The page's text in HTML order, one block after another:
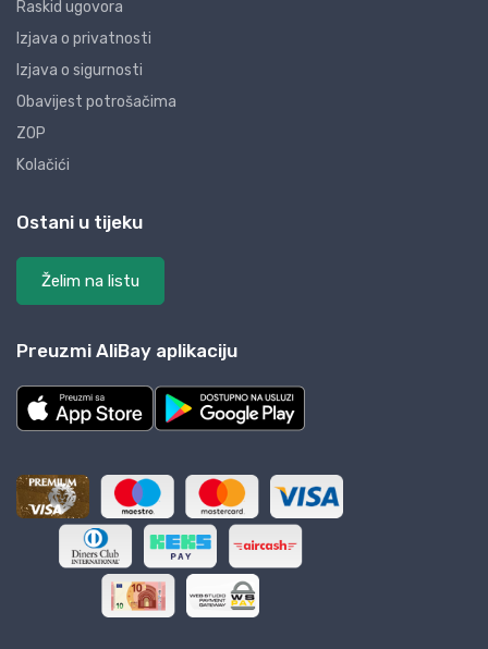
Raskid ugovora
Izjava o privatnosti
Izjava o sigurnosti
Obavijest potrošačima
ZOP
Kolačići
Ostani u tijeku
Želim na listu
Preuzmi AliBay aplikaciju